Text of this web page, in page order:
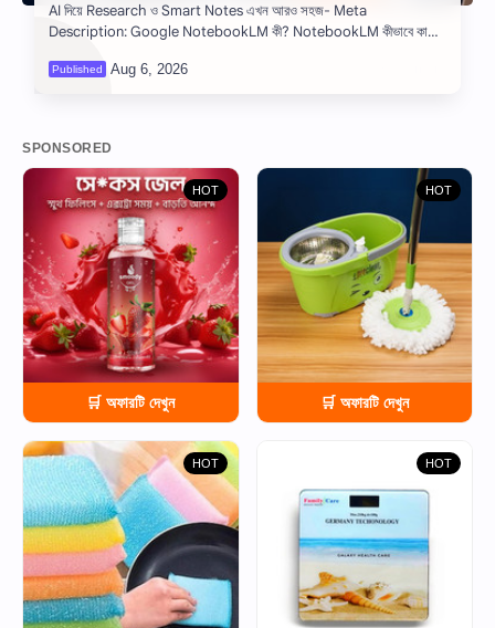
AI দিয়ে Research ও Smart Notes এখন আরও সহজ- Meta
Description: Google NotebookLM কী? NotebookLM কীভাবে কাজ
SPONSORED
HOT
🛒 অফারটি দেখুন
HOT
🛒 অফারটি দেখুন
HOT HOT